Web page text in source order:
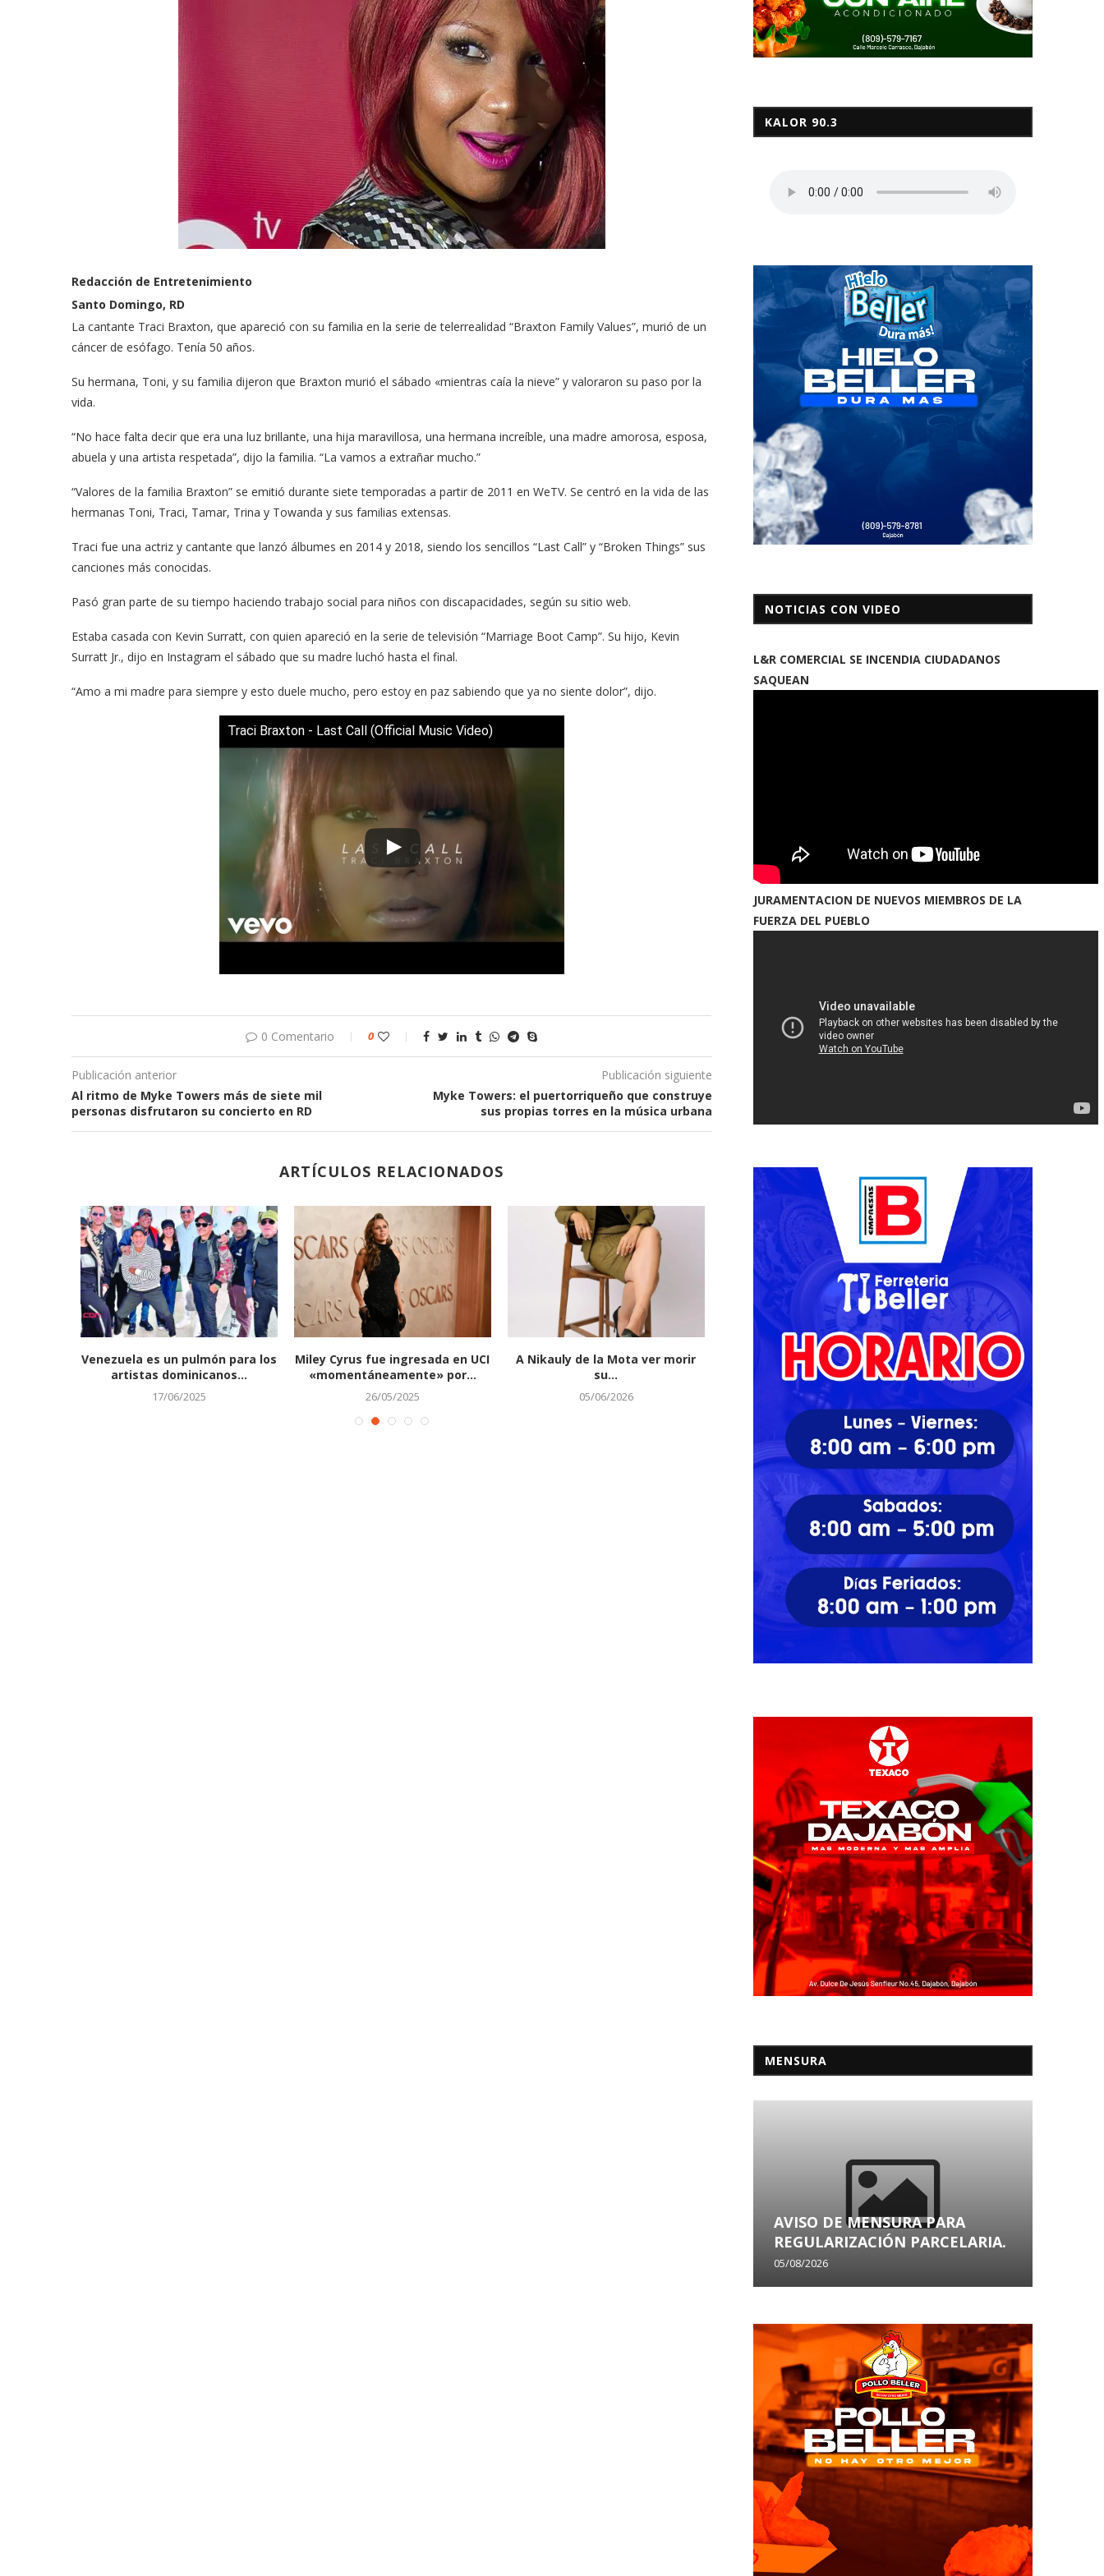
Redacción de Entretenimiento
Santo Domingo, RD
La cantante Traci Braxton, que apareció con su familia en la serie de telerrealidad “Braxton Family Values”, murió de un
cáncer de esófago. Tenía 50 años.
Su hermana, Toni, y su familia dijeron que Braxton murió el sábado «mientras caía la nieve” y valoraron su paso por la
vida.
“No hace falta decir que era una luz brillante, una hija maravillosa, una hermana increíble, una madre amorosa, esposa,
abuela y una artista respetada”, dijo la familia. “La vamos a extrañar mucho.”
“Valores de la familia Braxton” se emitió durante siete temporadas a partir de 2011 en WeTV. Se centró en la vida de las
hermanas Toni, Traci, Tamar, Trina y Towanda y sus familias extensas.
Traci fue una actriz y cantante que lanzó álbumes en 2014 y 2018, siendo los sencillos “Last Call” y “Broken Things” sus
canciones más conocidas.
Pasó gran parte de su tiempo haciendo trabajo social para niños con discapacidades, según su sitio web.
Estaba casada con Kevin Surratt, con quien apareció en la serie de televisión “Marriage Boot Camp”. Su hijo, Kevin
Surratt Jr., dijo en Instagram el sábado que su madre luchó hasta el final.
“Amo a mi madre para siempre y esto duele mucho, pero estoy en paz sabiendo que ya no siente dolor”, dijo.
Traci Braxton - Last Call (Official Music Video)
0 Comentario 0
Publicación anterior
Al ritmo de Myke Towers más de siete mil
personas disfrutaron su concierto en RD
Publicación siguiente
Myke Towers: el puertorriqueño que construye
sus propias torres en la música urbana
ARTÍCULOS RELACIONADOS
Venezuela es un pulmón para los
artistas dominicanos...
17/06/2025
Miley Cyrus fue ingresada en UCI
«momentáneamente» por...
26/05/2025
A Nikauly de la Mota ver morir
su...
05/06/2026
Una mirada cinematográfica al
show de Bad Bunny...
10/02/2026
Una triste despedida que
enseña el valor...
KALOR 90.3
NOTICIAS CON VIDEO
L&R COMERCIAL SE INCENDIA CIUDADANOS
SAQUEAN
JURAMENTACION DE NUEVOS MIEMBROS DE LA
FUERZA DEL PUEBLO
MENSURA
AVISO DE MENSURA PARA
REGULARIZACIÓN PARCELARIA.
05/08/2026